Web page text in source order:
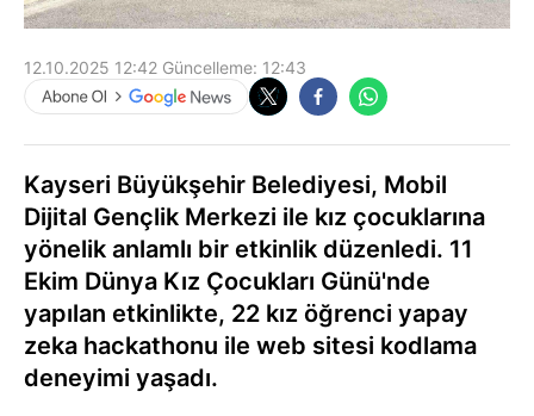
12.10.2025 12:42 Güncelleme: 12:43
Kayseri Büyükşehir Belediyesi, Mobil
Dijital Gençlik Merkezi ile kız çocuklarına
yönelik anlamlı bir etkinlik düzenledi. 11
Ekim Dünya Kız Çocukları Günü'nde
yapılan etkinlikte, 22 kız öğrenci yapay
zeka hackathonu ile web sitesi kodlama
deneyimi yaşadı.